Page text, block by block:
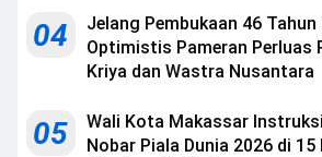
04
Jelang Pembukaan 46 Tahun
Optimistis Pameran Perluas
Kriya dan Wastra Nusantara
05
Wali Kota Makassar
Nobar Piala Dunia 2026 di